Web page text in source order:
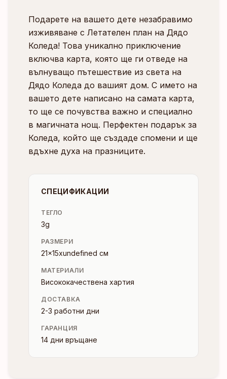
Подарете на вашето дете незабравимо
изживяване с Летателен план на Дядо
Коледа! Това уникално приключение
включва карта, която ще ги отведе на
вълнуващо пътешествие из света на
Дядо Коледа до вашият дом. С името на
вашето дете написано на самата карта,
то ще се почувства важно и специално
в магичната нощ. Перфектен подарък за
Коледа, който ще създаде спомени и ще
вдъхне духа на празниците.
СПЕЦИФИКАЦИИ
ТЕГЛО
3g
РАЗМЕРИ
21x15xundefined см
МАТЕРИАЛИ
Висококачествена хартия
ДОСТАВКА
2-3 работни дни
ГАРАНЦИЯ
14 дни връщане